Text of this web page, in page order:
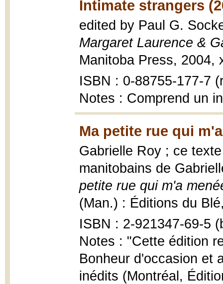
Intimate strangers
edited by Paul G.
Margaret Laurence &
Manitoba Press, 2004,
ISBN : 0-88755-177-7
Notes : Comprend un
Ma petite rue qui
Gabrielle Roy ; ce
manitobains de
petite rue qui m'a
(Man.) : Éditions du
ISBN : 2-921347-69-5
Notes : "Cette édition
Bonheur d'occasion et
inédits (Montréal,